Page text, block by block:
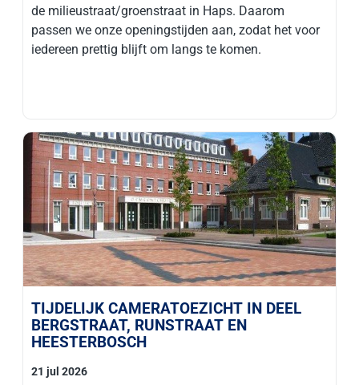
de milieustraat/groenstraat in Haps. Daarom
passen we onze openingstijden aan, zodat het voor
iedereen prettig blijft om langs te komen.
TIJDELIJK CAMERATOEZICHT IN DEEL
BERGSTRAAT, RUNSTRAAT EN
HEESTERBOSCH
21 jul 2026